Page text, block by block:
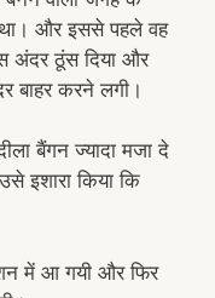
और इससे पहले वह
अंदर ठूंस दिया और
बाहर करने लगी।
बैंगन ज्यादा मजा दे
इशारा किया कि
में आ गयी और फिर